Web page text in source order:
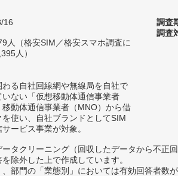
16
人（格安SIM／格安スマホ調査に
人）
る自社回線網や無線局を自社で
ない「仮想移動体通信事業者
移動体通信事業者（MNO）から借
使い、自社ブランドとしてSIM
ービス事業が対象。
調査
調査
タクリーニング（回収したデータから不正回
除外した上で作成しています。
部門の「業態別」においては有効回答者数